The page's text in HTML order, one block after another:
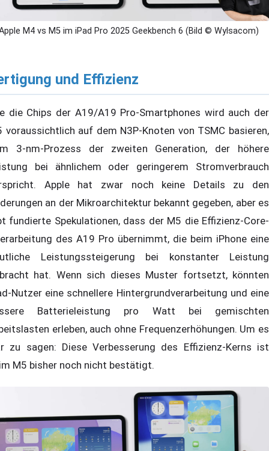
M4 vs M5 im iPad Pro 2025 Geekbench 6 (Bild © Wylsacom)
und Effizienz
die Chips der A19/A19 Pro-Smartphones wird auch der
voraussichtlich auf dem N3P-Knoten von TSMC basieren,
3-nm-Prozess der zweiten Generation, der höhere
bei ähnlichem oder geringerem Stromverbrauch
Apple hat zwar noch keine Details zu den
an der Mikroarchitektur bekannt gegeben, aber es
fundierte Spekulationen, dass der M5 die Effizienz-Core-
des A19 Pro übernimmt, die beim iPhone eine
Leistungssteigerung bei konstanter Leistung
hat. Wenn sich dieses Muster fortsetzt, könnten
Nutzer eine schnellere Hintergrundverarbeitung und eine
Batterieleistung pro Watt bei gemischten
erleben, auch ohne Frequenzerhöhungen. Um es
zu sagen: Diese Verbesserung des Effizienz-Kerns ist
M5 bisher noch nicht bestätigt.